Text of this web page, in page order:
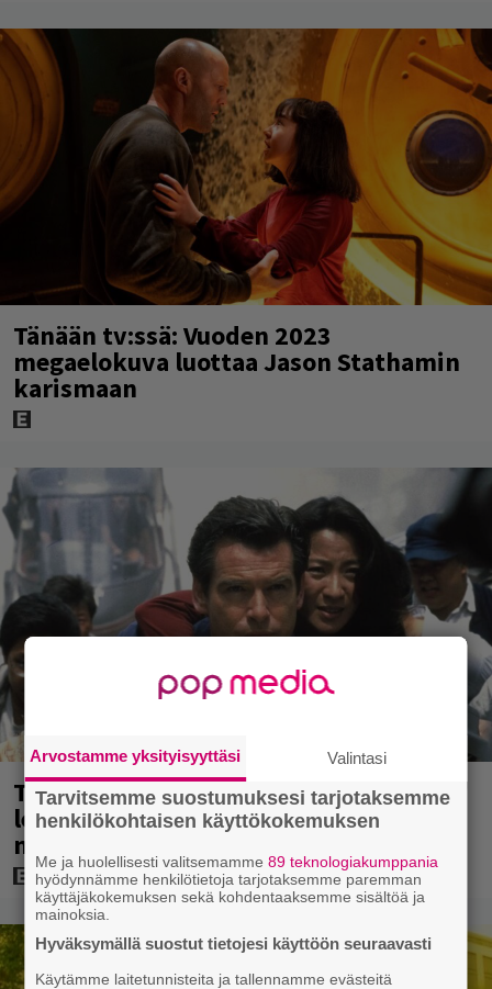
Tänään tv:ssä: Vuoden 2023
megaelokuva luottaa Jason Stathamin
karismaan
Tänään tv:ssä: Vuoden 1997 Bond-
leffassa nähdään hämmenttävän
nykyaikainen kännykkä
Arvostamme yksityisyyttäsi Valintasi
Tarvitsemme suostumuksesi tarjotaksemme
henkilökohtaisen käyttökokemuksen
Me ja huolellisesti valitsemamme89 teknologiakumppania
hyödynnämme henkilötietoja tarjotaksemme paremman
käyttäjäkokemuksen sekä kohdentaaksemme sisältöä ja
mainoksia.
Hyväksymällä suostut tietojesi käyttöön seuraavasti
Käytämme laitetunnisteita ja tallennamme evästeitä